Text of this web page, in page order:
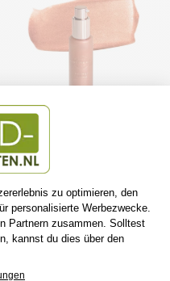
CENT PUR CENT PRIMER
ILLUMINATING
CENT PUR CENT
€39,99